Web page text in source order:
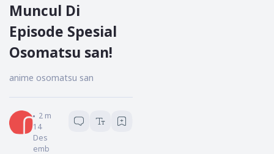
Muncul Di
Episode Spesial
Osomatsu san!
anime osomatsu san
Admin
2menit baca
14
Des
emb